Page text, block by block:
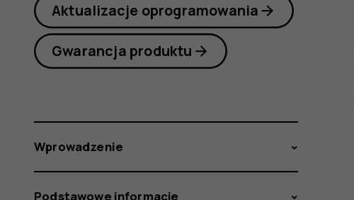
Aktualizacje oprogramowania
Gwarancja produktu
Wprowadzenie
Podstawowe informacje